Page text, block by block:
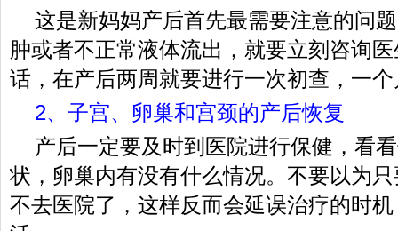
这是新妈妈产后首先最需要注意的问
肿或者不正常液体流出，就要立刻咨询
话，在产后两周就要进行一次初查，一
2、子宫、卵巢和宫颈的产后恢复
产后一定要及时到医院进行保健，看
状，卵巢内有没有什么情况。不要以为
不去医院了，这样反而会延误治疗的时